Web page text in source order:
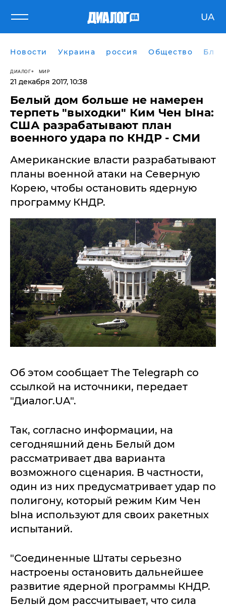
UA
Новости Украина россия Общество
ДИАЛОГ МИР
21 декабря 2017, 10:38
Белый дом больше не намерен
терпеть "выходки" Ким Чен Ына:
США разрабатывают план
военного удара по КНДР - СМИ
Американские власти разрабатывают
планы военной атаки на Северную
Корею, чтобы остановить ядерную
программу КНДР.
Об этом сообщает The Telegraph со
ссылкой на источники, передает
"Диалог.UA".
Так, согласно информации, на
сегодняшний день Белый дом
рассматривает два варианта
возможного сценария. В частности,
один из них предусматривает удар по
полигону, который режим Ким Чен
Ына используют для своих ракетных
испытаний.
"Соединенные Штаты серьезно
настроены остановить дальнейшее
развитие ядерной программы КНДР.
Белый дом рассчитывает, что сила